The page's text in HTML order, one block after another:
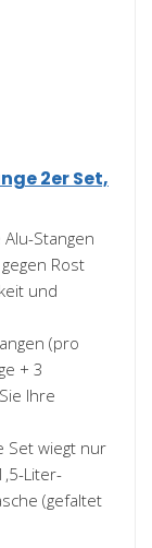
2er Set,
Alu-Stangen
Rost
und
(pro
+ 3
Ihre
Set wiegt nur
Liter-
(gefaltet